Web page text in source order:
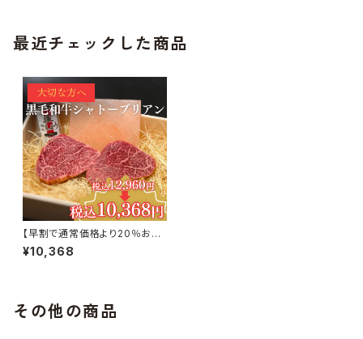
最近チェックした商品
【早割で通常価格より20％お
得！】黒毛和牛シャトーブリアン
（150ｇ×2個）
¥10,368
その他の商品